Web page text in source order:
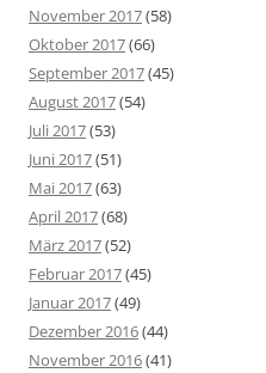
November 2017(58)
Oktober 2017(66)
September 2017(45)
August 2017(54)
Juli 2017(53)
Juni 2017(51)
Mai 2017(63)
April 2017(68)
März 2017(52)
Februar 2017(45)
Januar 2017(49)
Dezember 2016(44)
November 2016(41)